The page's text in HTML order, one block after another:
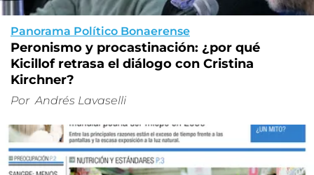
Panorama Político Bonaerense
Peronismo y procastinación: ¿por qué
Kicillof retrasa el diálogo con Cristina
Kirchner?
Por Andrés Lavaselli